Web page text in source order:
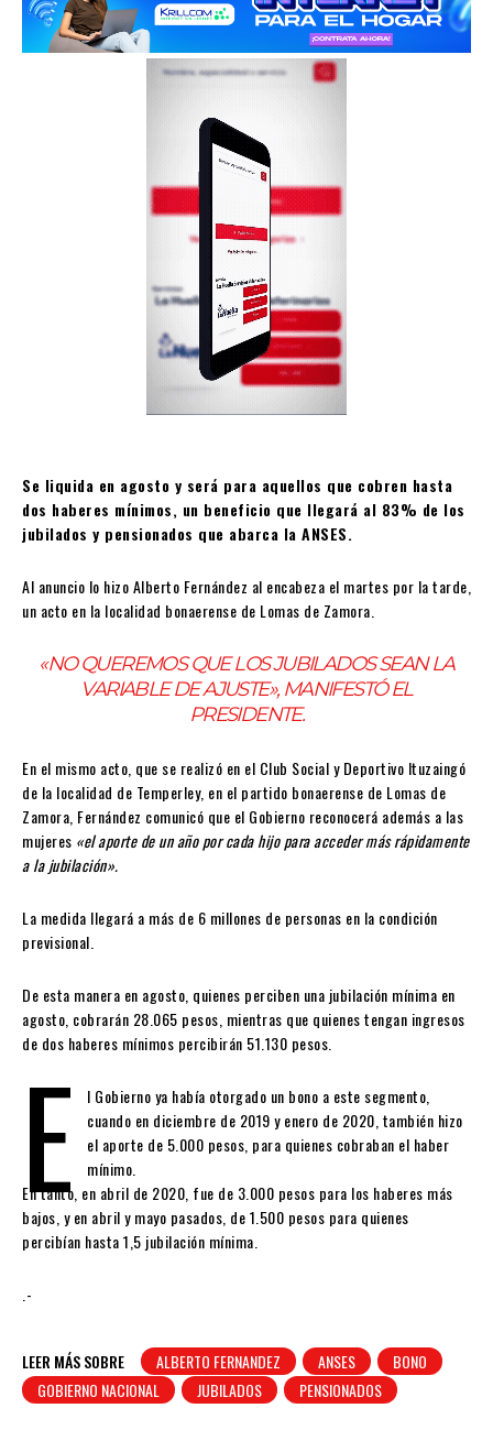
Se liquida en agosto y será para aquellos que cobren hasta
dos haberes mínimos, un beneficio que llegará al 83% de los
jubilados y pensionados que abarca la ANSES.
Al anuncio lo hizo Alberto Fernández al encabeza el martes por la tarde,
un acto en la localidad bonaerense de Lomas de Zamora.
«NO QUEREMOS QUE LOS JUBILADOS SEAN LA
VARIABLE DE AJUSTE», MANIFESTÓ EL
PRESIDENTE.
En el mismo acto, que se realizó en el Club Social y Deportivo Ituzaingó
de la localidad de Temperley, en el partido bonaerense de Lomas de
Zamora, Fernández comunicó que el Gobierno reconocerá además a las
mujeres «el aporte de un año por cada hijo para acceder más rápidamente
a la jubilación».
La medida llegará a más de 6 millones de personas en la condición
previsional.
De esta manera en agosto, quienes perciben una jubilación mínima en
agosto, cobrarán 28.065 pesos, mientras que quienes tengan ingresos
de dos haberes mínimos percibirán 51.130 pesos.
E
l Gobierno ya había otorgado un bono a este segmento,
cuando en diciembre de 2019 y enero de 2020, también hizo
el aporte de 5.000 pesos, para quienes cobraban el haber
mínimo.
En tanto, en abril de 2020, fue de 3.000 pesos para los haberes más
bajos, y en abril y mayo pasados, de 1.500 pesos para quienes
percibían hasta 1,5 jubilación mínima.
.-
LEER MÁS SOBRE ALBERTO FERNANDEZ ANSES
BONO
GOBIERNO NACIONAL
JUBILADOS PENSIONADOS